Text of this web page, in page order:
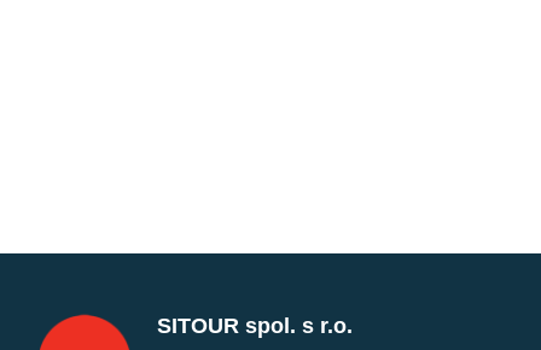
SITOUR spol. s r.o.